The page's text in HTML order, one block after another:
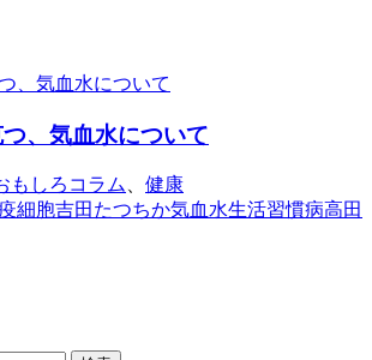
、気血水について
もしろコラム
健康
細胞吉田たつちか気血水生活習慣病高田